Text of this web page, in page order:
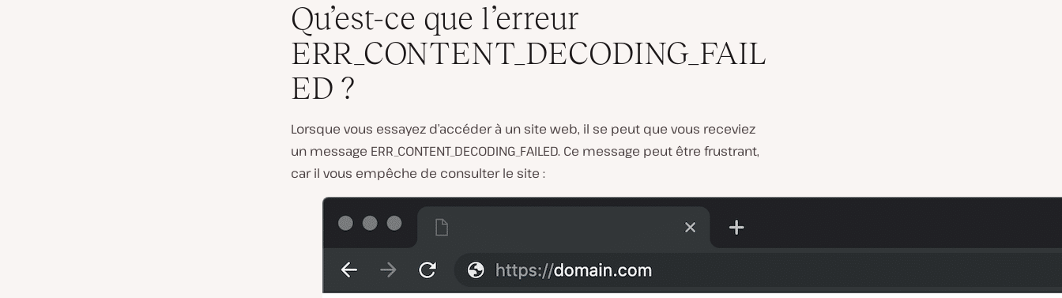
Qu’est-ce que l’erreur
ERR_CONTENT_DECODING_FAIL
ED ?
Lorsque vous essayez d’accéder à un site web, il se peut que vous receviez
un message ERR_CONTENT_DECODING_FAILED. Ce message peut être frustrant,
car il vous empêche de consulter le site :